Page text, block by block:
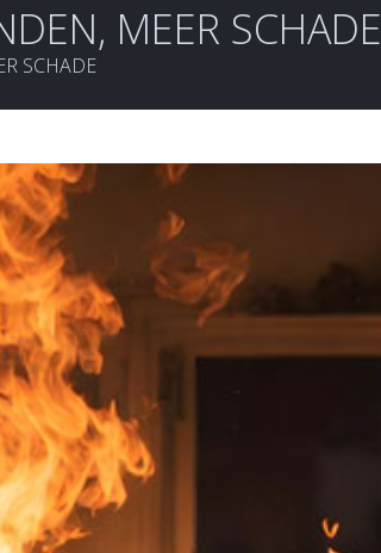
MEER SCHADE
SCHADE